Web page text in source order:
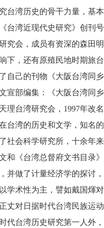
台湾历史的骨干力量，基
台湾近现代史研究》创刊
究会，成员有资深的森田
下，还有原殖民地时期旅
自己的刊物《大阪台湾同
宣部编集：《大阪台湾同
理台湾研究会， 1997年改
台湾的历史和文学，知名
社会科学研究所，十余年
和《台湾总督府文书目录
并做了计量经济学的探讨
学术性为主，譬如戴国煇
丈对日据时代台湾民族运
代台湾历史研究第一人外